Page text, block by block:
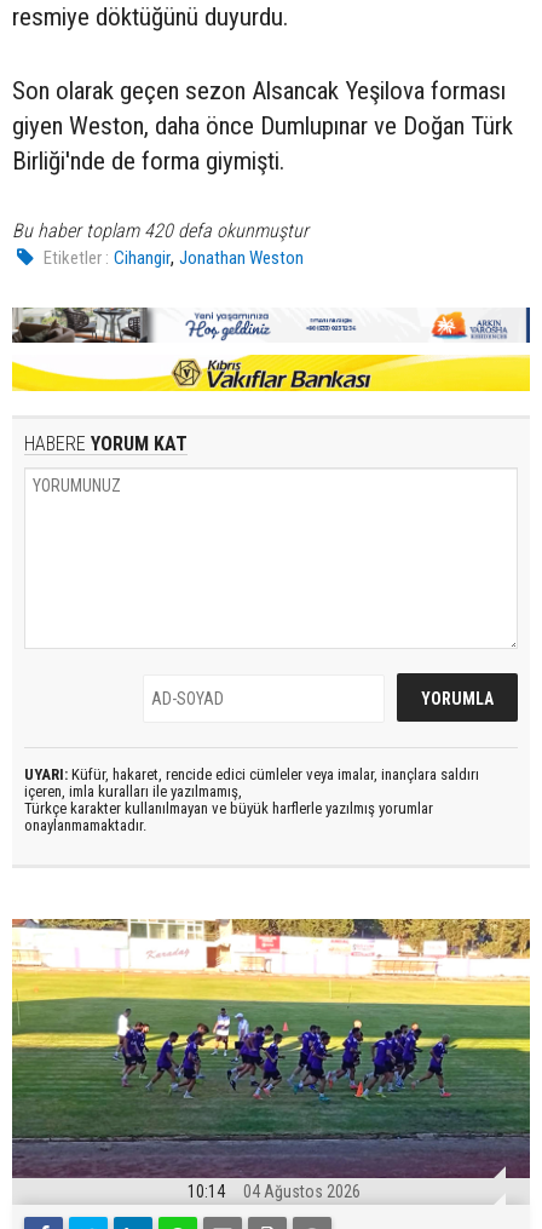
resmiye döktüğünü duyurdu.
Son olarak geçen sezon Alsancak Yeşilova forması
giyen Weston, daha önce Dumlupınar ve Doğan Türk
Birliği'nde de forma giymişti.
Bu haber toplam 420 defa okunmuştur
Etiketler : Cihangir,Jonathan Weston
HABERE YORUM KAT
UYARI: Küfür, hakaret, rencide edici cümleler veya imalar, inançlara saldırı
içeren, imla kuralları ile yazılmamış,
Türkçe karakter kullanılmayan ve büyük harflerle yazılmış yorumlar
onaylanmamaktadır.
10:14 04 Ağustos 2026